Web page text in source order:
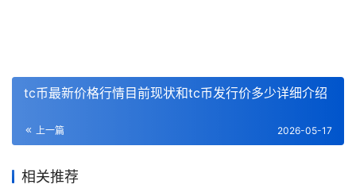
tc币最新价格行情目前现状和tc币发行价多少详细介绍
上一篇 2026-05-17
相关推荐